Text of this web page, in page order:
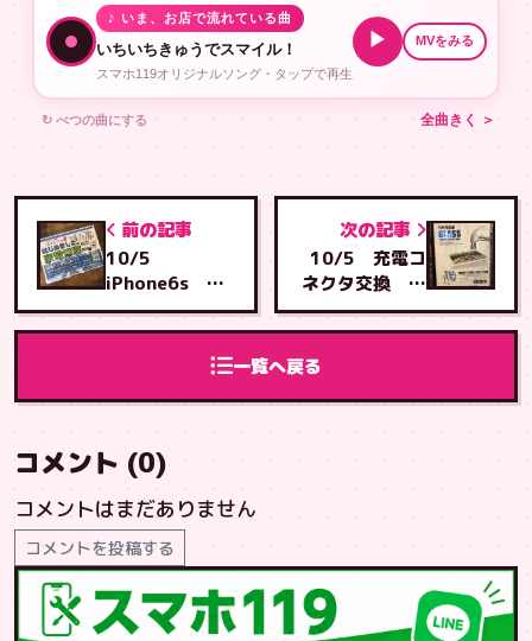
♪ いま、お店で流れている曲
いちいちきゅうでスマイル！
スマホ119オリジナルソング・タップで再生
▶ MVをみる
↻ べつの曲にする 全曲きく ＞
前の記事
10/5
iPhone6s 画
面交換 南城店
へご来店
一覧へ戻る
次の記事
10/5 充電コ
ネクタ交換 南
城店へご来店
コメント (0)
コメントはまだありません
コメントを投稿する